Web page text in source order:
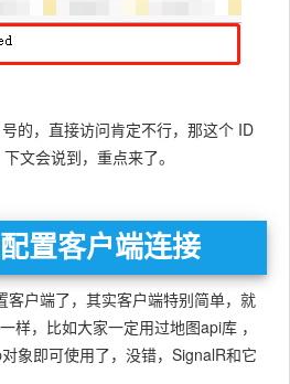
的，直接访问肯定不行，那这个 ID
文会说到，重点来了。
置客户端连接
客户端了，其实客户端特别简单，就
样，比如大家一定用过地图api库 ，
象即可使用了，没错，SignalR和它